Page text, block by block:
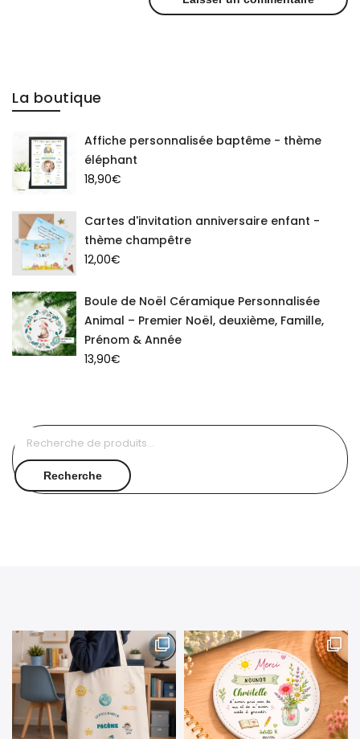
La boutique
Affiche personnalisée baptême - thème
éléphant
18,90€
Cartes d'invitation anniversaire enfant -
thème champêtre
12,00€
Boule de Noël Céramique Personnalisée
Animal – Premier Noël, deuxième, Famille,
Prénom & Année
13,90€
Recherche